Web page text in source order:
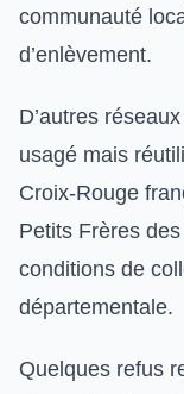
communauté
d’enlèvement.
D’autres
usagé mais
Croix-Rouge
Petits Frères
conditions de
départementale.
Quelques refus